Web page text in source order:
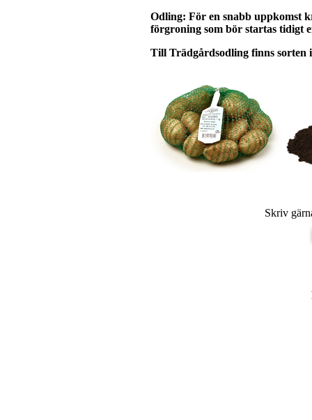
Odling: För en snabb uppkomst
förgroning som bör startas tidigt
Till Trädgårdsodling finns sorten
Skriv gärna ut PDF